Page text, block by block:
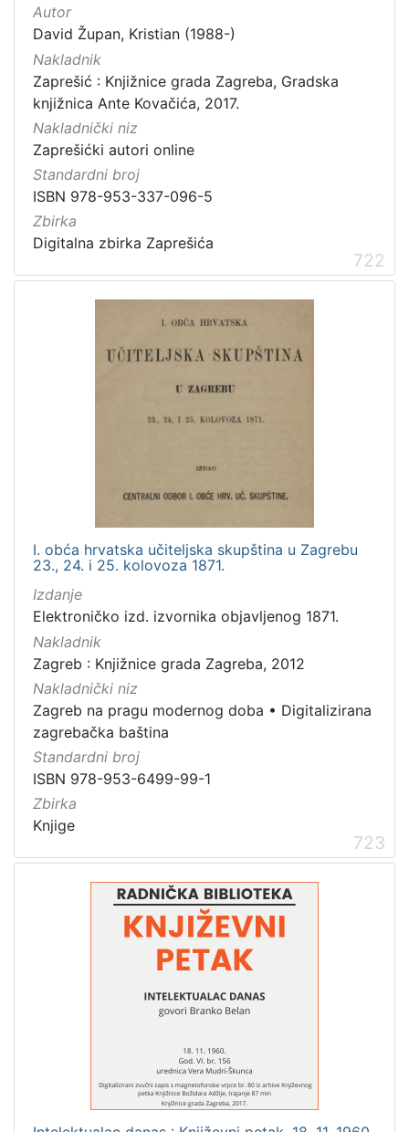
Autor
David Župan, Kristian (1988-)
Nakladnik
Zaprešić : Knjižnice grada Zagreba, Gradska
knjižnica Ante Kovačića, 2017.
Nakladnički niz
Zaprešićki autori online
Standardni broj
ISBN 978-953-337-096-5
Zbirka
Digitalna zbirka Zaprešića
722
I. obća hrvatska učiteljska skupština u Zagrebu
23., 24. i 25. kolovoza 1871.
Izdanje
Elektroničko izd. izvornika objavljenog 1871.
Nakladnik
Zagreb : Knjižnice grada Zagreba, 2012
Nakladnički niz
Zagreb na pragu modernog doba • Digitalizirana
zagrebačka baština
Standardni broj
ISBN 978-953-6499-99-1
Zbirka
Knjige
723